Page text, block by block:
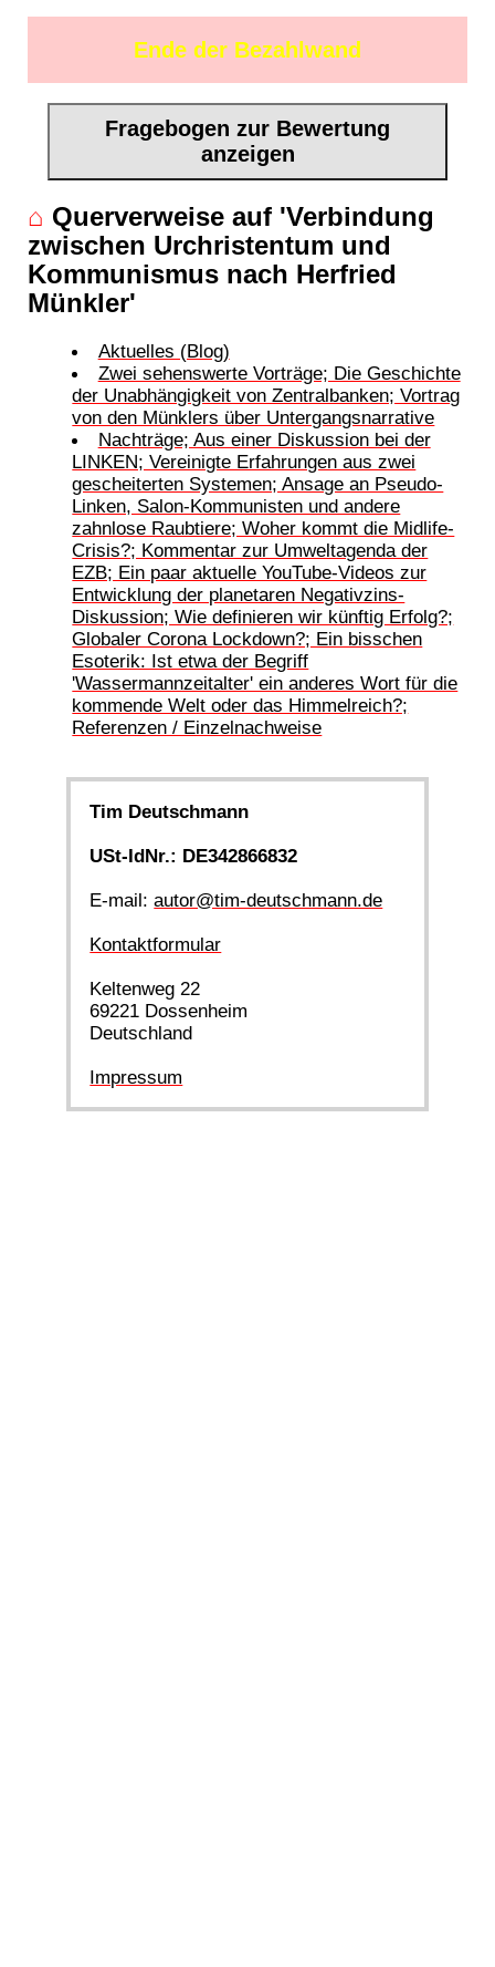
Ende der Bezahlwand
Fragebogen zur Bewertung
anzeigen
⌂ Querverweise auf 'Verbindung
zwischen Urchristentum und
Kommunismus nach Herfried
Münkler'
Aktuelles (Blog)
Zwei sehenswerte Vorträge; Die Geschichte
der Unabhängigkeit von Zentralbanken; Vortrag
von den Münklers über Untergangsnarrative
Nachträge; Aus einer Diskussion bei der
LINKEN; Vereinigte Erfahrungen aus zwei
gescheiterten Systemen; Ansage an Pseudo-
Linken, Salon-Kommunisten und andere
zahnlose Raubtiere; Woher kommt die Midlife-
Crisis?; Kommentar zur Umweltagenda der
EZB; Ein paar aktuelle YouTube-Videos zur
Entwicklung der planetaren Negativzins-
Diskussion; Wie definieren wir künftig Erfolg?;
Globaler Corona Lockdown?; Ein bisschen
Esoterik: Ist etwa der Begriff
'Wassermannzeitalter' ein anderes Wort für die
kommende Welt oder das Himmelreich?;
Referenzen / Einzelnachweise
Tim Deutschmann
USt-IdNr.: DE342866832
E-mail:autor@tim-deutschmann.de
Kontaktformular
Keltenweg 22
69221 Dossenheim
Deutschland
Impressum